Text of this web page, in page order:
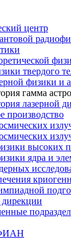
центр
твердого
физики и
гамма
лазерной
производство
высоких
ядра и